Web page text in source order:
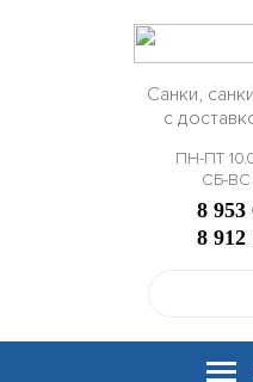
Санки,
с
ПН-ПТ
СБ-ВС
8 953
8 912